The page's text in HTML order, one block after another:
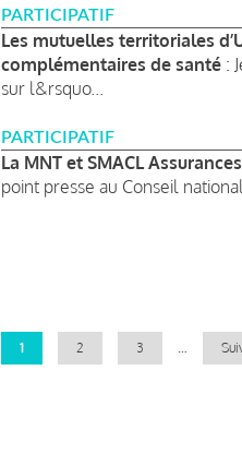
PARTICIPATIF
Les mutuelles territoriales
complémentaires de santé :
sur l&rsquo...
PARTICIPATIF
La MNT et SMACL
point presse au Conseil
Page
1 Page
2 Page
3